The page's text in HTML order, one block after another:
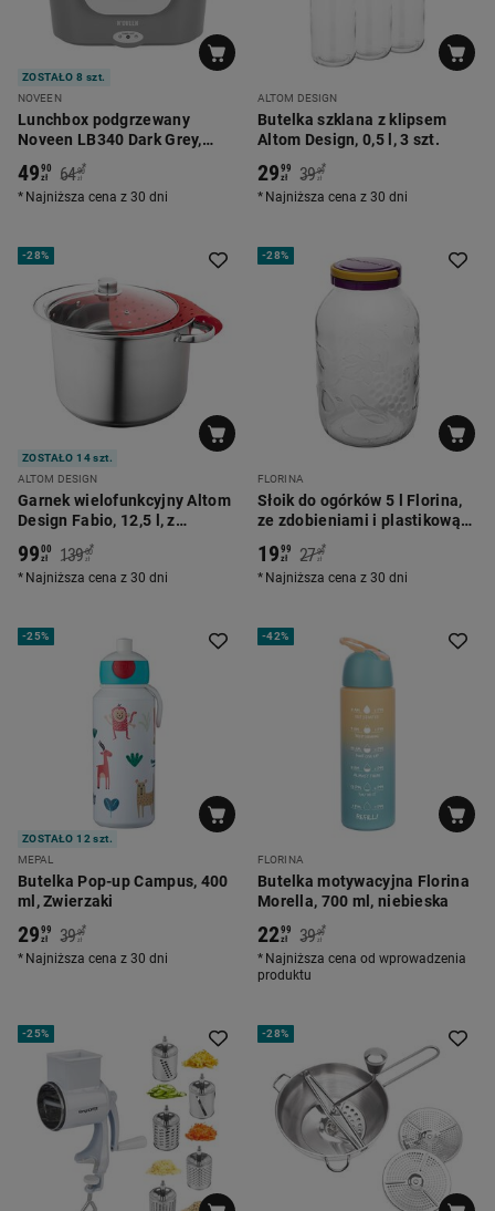
ZOSTAŁO 8 szt.
NOVEEN
Lunchbox podgrzewany
Noveen LB340 Dark Grey,
ciemnoszary
4990
zł 64 90
zł
*
Najniższa cena z 30 dni
ALTOM DESIGN
Butelka szklana z klipsem
Altom Design, 0,5 l, 3 szt.
2999
zł 39 99
zł
*
Najniższa cena z 30 dni
-28%
ZOSTAŁO 14 szt.
ALTOM DESIGN
Garnek wielofunkcyjny Altom
Design Fabio, 12,5 l, z
silikonową wkładką, stalowy
9900
zł 139 00
zł
*
Najniższa cena z 30 dni
-28%
FLORINA
Słoik do ogórków 5 l Florina,
ze zdobieniami i plastikową
1999
zł 27 99
zł
*
Najniższa cena z 30 dni
-25%
ZOSTAŁO 12 szt.
MEPAL
Butelka Pop-up Campus, 400
ml, Zwierzaki
2999
zł 39 99
zł
*
Najniższa cena z 30 dni
-42%
FLORINA
Butelka motywacyjna Florina
Morella, 700 ml, niebieska
2299
zł 39 99
zł
*
Najniższa cena od wprowadzenia
produktu
-25% -28%